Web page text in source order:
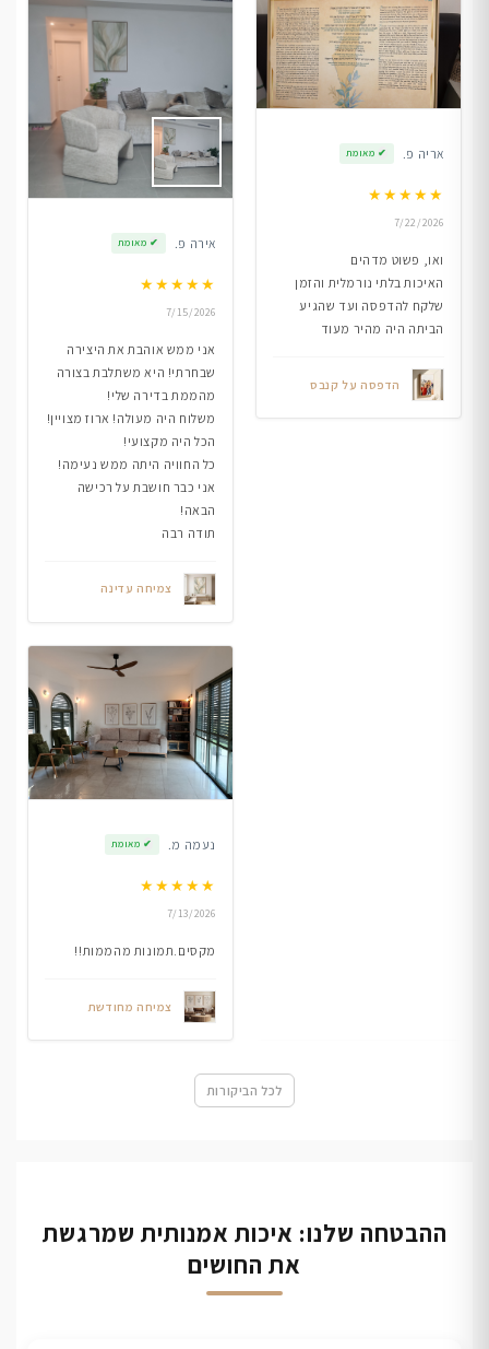
אריה פ. ✔ מאומת
★★★★★
7/22/2026
ואו, פשוט מדהים
האיכות בלתי נורמלית והזמן
שלקח להדפסה ועד שהגיע
הביתה היה מהיר מעוד
הדפסה על קנבס
אירה פ. ✔ מאומת
★★★★★
7/15/2026
אני ממש אוהבת את היצירה
שבחרתי! היא משתלבת בצורה
מהממת בדירה שלי!
משלוח היה מעולה! ארוז מצויין!
הכל היה מקצועי!
כל החוויה היתה ממש נעימה!
אני כבר חושבת על רכישה
הבאה!
תודה רבה
צמיחה עדינה
נעמה מ. ✔ מאומת
★★★★★
7/13/2026
מקסים.תמונות מהממות!!
צמיחה מחודשת
לכל הביקורות
ההבטחה שלנו: איכות אמנותית שמרגשת
את החושים